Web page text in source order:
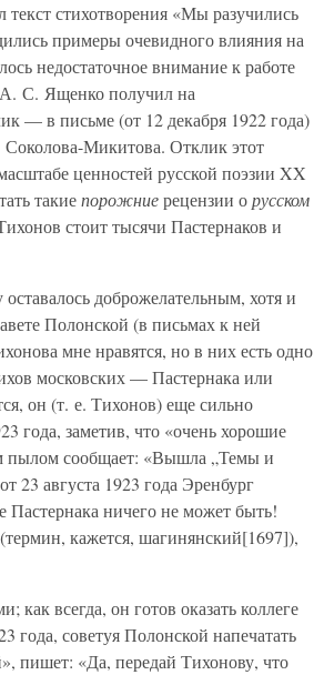
стихотворения «Мы разучились
примеры очевидного влияния на
недостаточное внимание к работе
С. Ященко получил на
— в письме (от 12 декабря 1922 года)
Микитова. Отклик этот
ценностей русской поэзии XX
такиепорожниерецензии орусском
стоит тысячи Пастернаков и
доброжелательным, хотя и
Полонской (в письмах к ней
мне нравятся, но в них есть одно
московских — Пастернака или
он (т. е. Тихонов) еще сильно
года, заметив, что «очень хорошие
пылом сообщает: «Вышла „Темы и
23 августа 1923 года Эренбург
ничего не может быть!
кажется, шагинянский[1697]),
всегда, он готов оказать коллеге
года, советуя Полонской напечатать
пишет: «Да, передай Тихонову, что